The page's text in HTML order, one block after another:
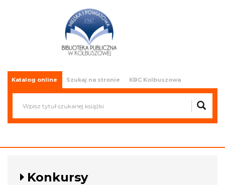
Miejska i Powiatowa Biblioteka
Publiczna w Kolbuszowej
Katalog online Szukaj na stronie KBC Kolbuszowa
Konkursy